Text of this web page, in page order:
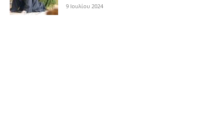
9 Ιουλίου 2024